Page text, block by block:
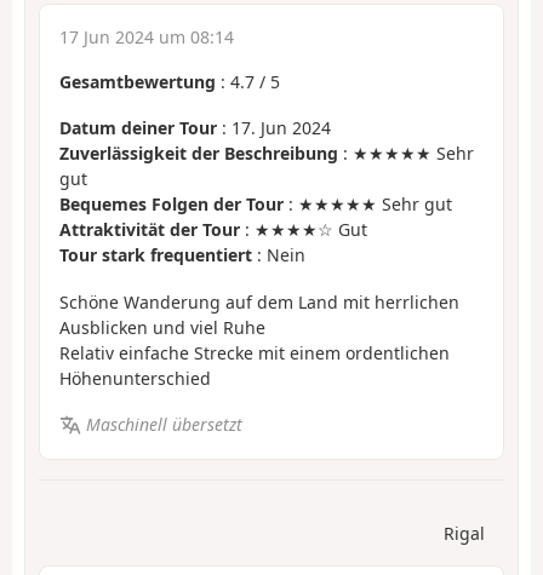
17 Jun 2024 um 08:14
Gesamtbewertung : 4.7 / 5
Datum deiner Tour : 17. Jun 2024
Zuverlässigkeit der Beschreibung : ★★★★★ Sehr
gut
Bequemes Folgen der Tour : ★★★★★ Sehr gut
Attraktivität der Tour : ★★★★☆ Gut
Tour stark frequentiert : Nein
Schöne Wanderung auf dem Land mit herrlichen
Ausblicken und viel Ruhe
Relativ einfache Strecke mit einem ordentlichen
Höhenunterschied
Maschinell übersetzt
Rigal